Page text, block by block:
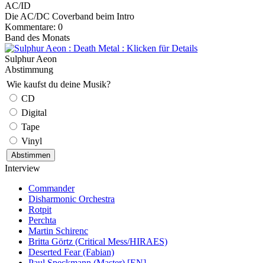
AC/ID
Die AC/DC Coverband beim Intro
Kommentare: 0
Band des Monats
Sulphur Aeon
Abstimmung
Wie kaufst du deine Musik?
CD
Digital
Tape
Vinyl
Interview
Commander
Disharmonic Orchestra
Rotpit
Perchta
Martin Schirenc
Britta Görtz (Critical Mess/HIRAES)
Deserted Fear (Fabian)